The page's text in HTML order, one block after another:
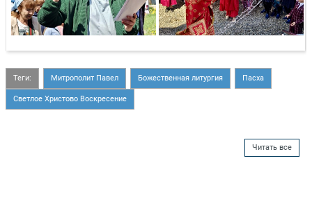
Теги: Митрополит Павел Божественная литургия Пасха
Светлое Христово Воскресение
Читать все